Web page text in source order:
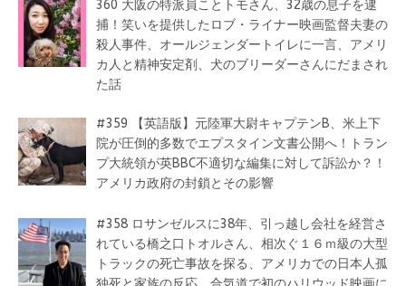
360 大阪の特派員ことトモさん、32歳の息子を逮
捕！笑いを提供したロブ・ライナー映画監督夫妻の
殺人事件、オールジェンダートイレに一言、アメリ
カ人と精神安定剤、犬のブリーダーさんにだまされ
た話
#359 【英語版】元陸軍大尉キャプテンB、米上下
院が圧倒的多数でエプスタイン文書公開へ！トラン
プ大統領が英BBC不適切な編集に対して訴訟か？！
アメリカ政府の封鎖とその影響
#358 ロサンゼルスに38年、引っ越し会社を経営さ
れている橋之口トオルさん、相次ぐ１６ｍ級の大型
トラックの死亡事故を探る、アメリカでの日本人孤